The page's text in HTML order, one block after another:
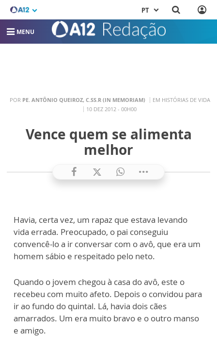
PT
MENU
POR PE. ANTÔNIO QUEIROZ, C.SS.R (IN MEMORIAM)
EM HISTÓRIAS DE VIDA
10 DEZ 2012 - 00H00
Vence quem se alimenta
melhor
Havia, certa vez, um rapaz que estava levando
vida errada. Preocupado, o pai conseguiu
convencê-lo a ir conversar com o avô, que era um
homem sábio e respeitado pelo neto.
Quando o jovem chegou à casa do avô, este o
recebeu com muito afeto. Depois o convidou para
ir ao fundo do quintal. Lá, havia dois cães
amarrados. Um era muito bravo e o outro manso
e amigo.